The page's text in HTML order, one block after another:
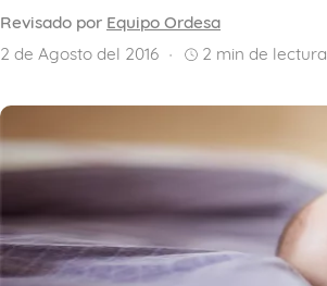
Revisado por Equipo Ordesa
2 de Agosto del 2016
2 min de lectura